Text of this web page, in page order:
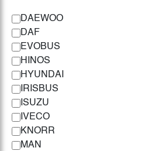
DAEWOO
DAF
EVOBUS
HINOS
HYUNDAI
IRISBUS
ISUZU
IVECO
KNORR
MAN